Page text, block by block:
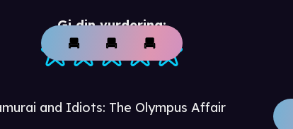
Gi din vurdering:
and Idiots: The Olympus Affair